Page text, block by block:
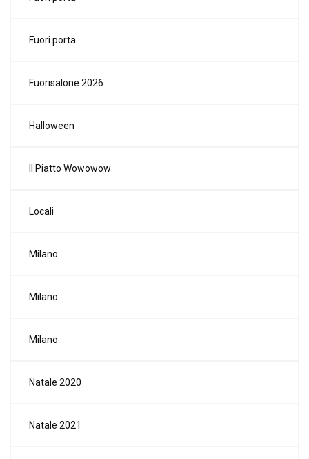
Fuori porta
Fuorisalone 2026
Halloween
Il Piatto Wowowow
Locali
Milano
Milano
Milano
Natale 2020
Natale 2021